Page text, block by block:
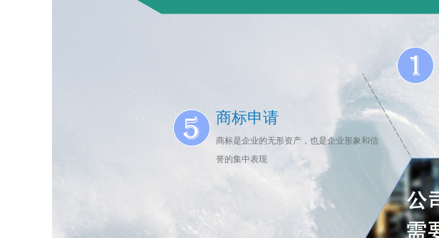
商标申请
商标是企业的无形资产，也是企业形象和信
誉的集中表现